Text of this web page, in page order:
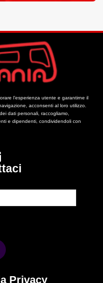
l’esperienza utente e garantirne il
acconsenti al loro utilizzo.
dati personali, raccogliamo,
e dipendenti, condividendoli con
Privacy